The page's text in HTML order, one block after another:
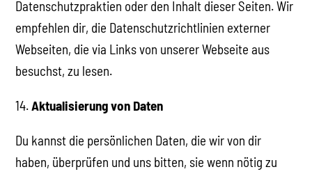
Datenschutzpraktien oder den Inhalt dieser Seiten. Wir
empfehlen dir, die Datenschutzrichtlinien externer
Webseiten, die via Links von unserer Webseite aus
besuchst, zu lesen.
14.Aktualisierung von Daten
Du kannst die persönlichen Daten, die wir von dir
haben, überprüfen und uns bitten, sie wenn nötig zu